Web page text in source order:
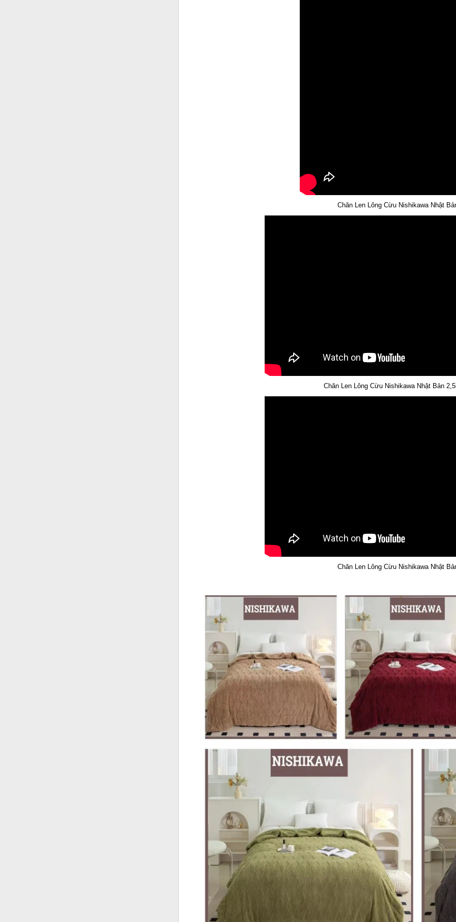
Chăn Len Lông Cừu Nishikawa Nhật
Chăn Len Lông Cừu Nishikawa Nhật Bản
Chăn Len Lông Cừu Nishikawa Nhật